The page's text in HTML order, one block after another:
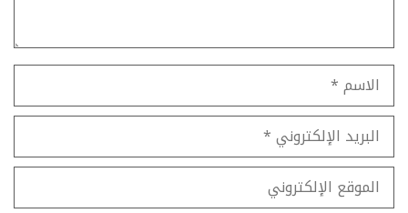
الاسم
البريد
الإلكتروني
الموقع
الإلكتروني